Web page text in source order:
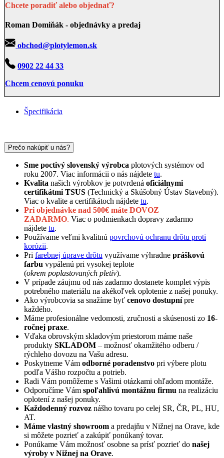
Chcete poradiť alebo objednať?
Roman Domiňák - objednávky a predaj
obchod@plotylemon.sk
0902 22 44 33
Chcem cenovú ponuku
Špecifikácia
Prečo nakúpiť u nás?
Sme poctivý slovenský výrobca plotových systémov od
roku 2007. Viac informácii o nás nájdete tu.
Kvalita našich výrobkov je potvrdená oficiálnymi
certifikátmi TSUS (Technický a Skúšobný Ústav Stavebný).
Viac o kvalite a certifikátoch nájdete tu.
Pri objednávke nad 500€ máte DOVOZ
ZADARMO. Viac o podmienkach dopravy zadarmo
nájdete tu.
Používame veľmi kvalitnú povrchovú ochranu drôtu proti
korózii.
Pri farebnej úprave drôtu využívame výhradne práškovú
farbu vypálenú pri vysokej teplote
(okrem poplastovaných pletív).
V prípade záujmu od nás zadarmo dostanete komplet výpis
potrebného materiálu na akékoľvek oplotenie z našej ponuky.
Ako výrobcovia sa snažíme byť cenovo dostupnípre
každého.
Máme profesionálne vedomosti, zručnosti a skúsenosti zo 16-
ročnej praxe.
Vďaka obrovským skladovým priestorom máme naše
produkty SKLADOM – možnosť okamžitého odberu /
rýchleho dovozu na Vašu adresu.
Poskytneme Vám odborné poradenstvo pri výbere plotu
podľa Vášho rozpočtu a potrieb.
Radi Vám pomôžeme s Vašimi otázkami ohľadom montáže.
Odporučíme Vám spoľahlivú montážnu firmu na realizáciu
oplotení z našej ponuky.
Každodenný rozvoz nášho tovaru po celej SR, ČR, PL, HU,
AT.
Máme vlastný showroom a predajňu v Nižnej na Orave, kde
si môžete pozrieť a zakúpiť ponúkaný tovar.
Ponúkame Vám možnosť osobne sa prísť pozrieť do našej
výroby v Nižnej na Orave.